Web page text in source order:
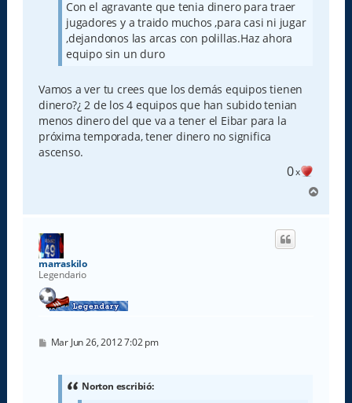
Con el agravante que tenia dinero para traer
jugadores y a traido muchos ,para casi ni jugar
,dejandonos las arcas con polillas.Haz ahora
equipo sin un duro
Vamos a ver tu crees que los demás equipos tienen
dinero?¿ 2 de los 4 equipos que han subido tenian
menos dinero del que va a tener el Eibar para la
próxima temporada, tener dinero no significa
ascenso.
0x
r
marraskilo
Legendario
M
Mar Jun 26, 2012 7:02 pm
Norton escribió: